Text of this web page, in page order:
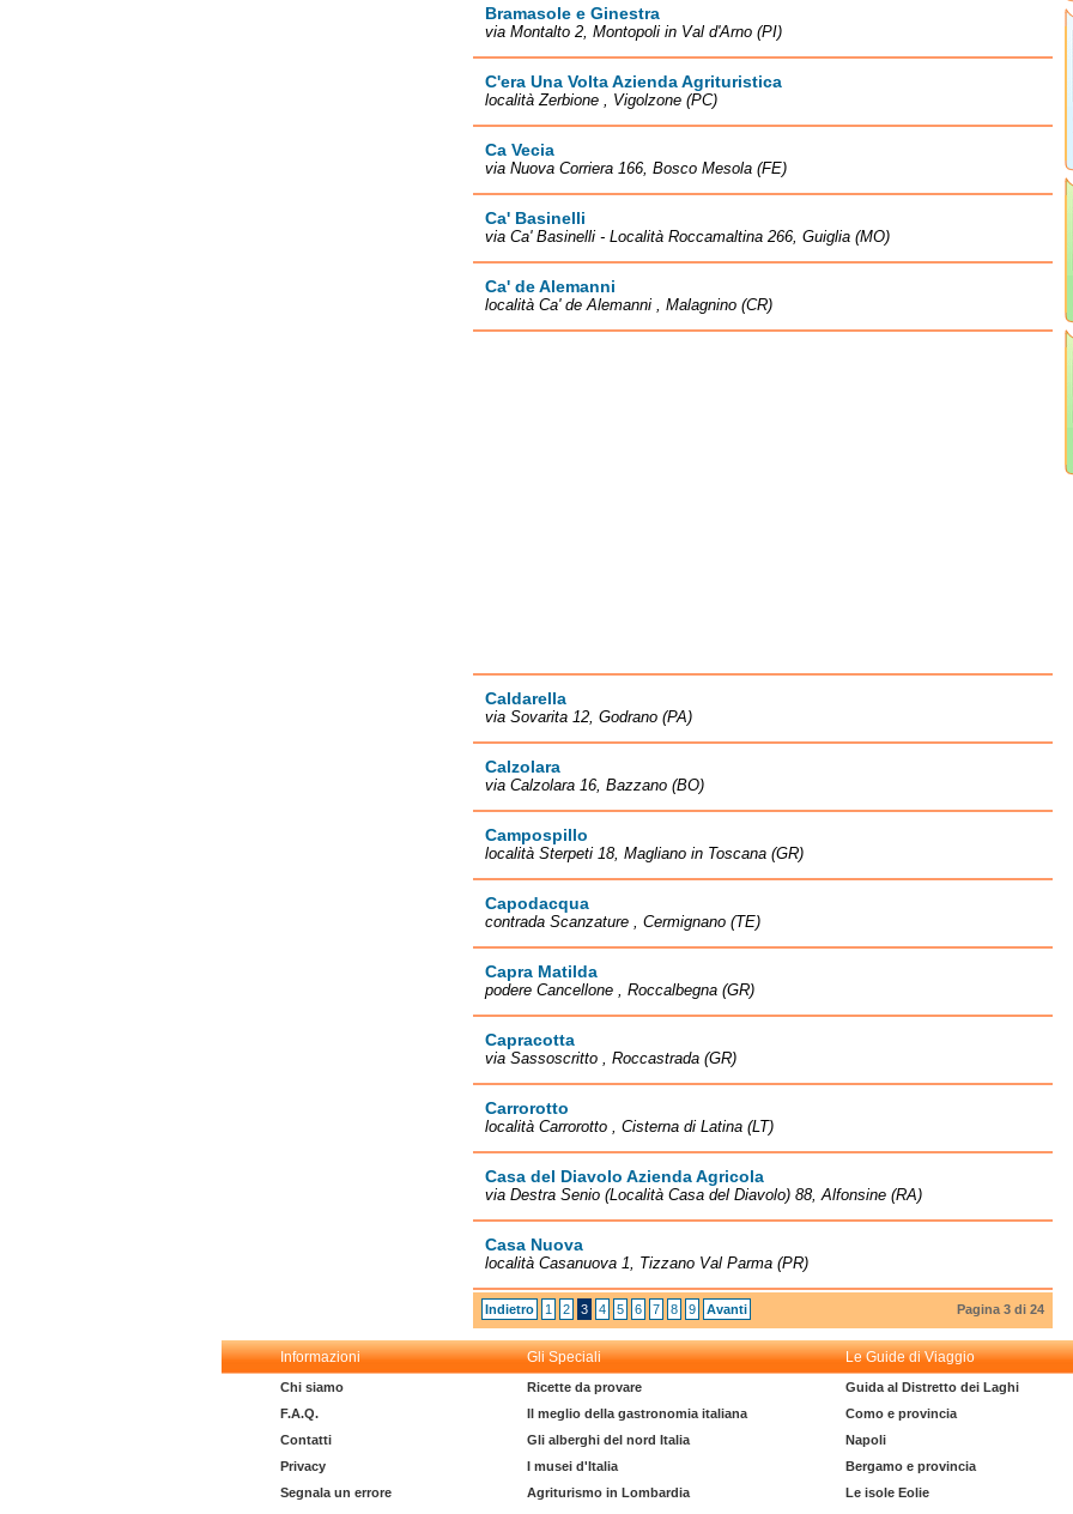
Bramasole e Ginestra
via Montalto 2, Montopoli in Val d'Arno (PI)
C'era Una Volta Azienda Agrituristica
località Zerbione , Vigolzone (PC)
Ca Vecia
via Nuova Corriera 166, Bosco Mesola (FE)
Ca' Basinelli
via Ca' Basinelli - Località Roccamaltina 266, Guiglia (MO)
Ca' de Alemanni
località Ca' de Alemanni , Malagnino (CR)
Caldarella
via Sovarita 12, Godrano (PA)
Calzolara
via Calzolara 16, Bazzano (BO)
Campospillo
località Sterpeti 18, Magliano in Toscana (GR)
Capodacqua
contrada Scanzature , Cermignano (TE)
Capra Matilda
podere Cancellone , Roccalbegna (GR)
Capracotta
via Sassoscritto , Roccastrada (GR)
Carrorotto
località Carrorotto , Cisterna di Latina (LT)
Casa del Diavolo Azienda Agricola
via Destra Senio (Località Casa del Diavolo) 88, Alfonsine (RA)
Casa Nuova
località Casanuova 1, Tizzano Val Parma (PR)
Indietro 1 2 3 4 5 6 7 8 9 Avanti Pagina 3 di 24
Informazioni Gli Speciali Le Guide di Viaggio
Chi siamo
F.A.Q.
Contatti
Privacy
Segnala un errore
Ricette da provare
Il meglio della gastronomia italiana
Gli alberghi del nord Italia
I musei d'Italia
Agriturismo in Lombardia
Guida al Distretto dei Laghi
Como e provincia
Napoli
Bergamo e provincia
Le isole Eolie